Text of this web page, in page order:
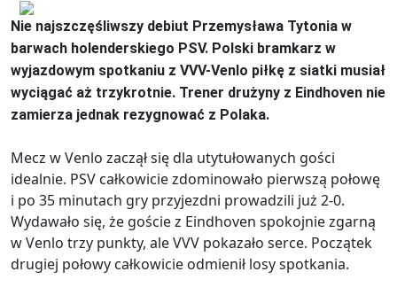
Nie najszczęśliwszy debiut Przemysława Tytonia w
barwach holenderskiego PSV. Polski bramkarz w
wyjazdowym spotkaniu z VVV-Venlo piłkę z siatki musiał
wyciągać aż trzykrotnie. Trener drużyny z Eindhoven nie
zamierza jednak rezygnować z Polaka.
Mecz w Venlo zaczął się dla utytułowanych gości
idealnie. PSV całkowicie zdominowało pierwszą połowę
i po 35 minutach gry przyjezdni prowadzili już 2-0.
Wydawało się, że goście z Eindhoven spokojnie zgarną
w Venlo trzy punkty, ale VVV pokazało serce. Początek
drugiej połowy całkowicie odmienił losy spotkania.